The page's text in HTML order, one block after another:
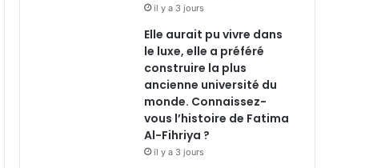
il y a 3 jours
Elle aurait pu vivre dans
le luxe, elle a préféré
construire la plus
ancienne université du
monde. Connaissez-
vous l’histoire de Fatima
Al-Fihriya ?
il y a 3 jours